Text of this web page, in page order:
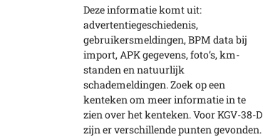
Deze informatie komt uit:
advertentiegeschiedenis,
gebruikersmeldingen, BPM data bij
import, APK gegevens, foto’s, km-
standen en natuurlijk
schademeldingen. Zoek op een
kenteken om meer informatie in te
zien over het kenteken. Voor KGV-38-D
zijn er verschillende punten gevonden.